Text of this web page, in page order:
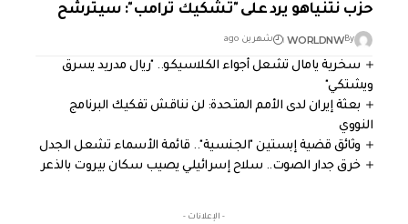
حزب نتنياهو يرد على "تشكيك ترامب": سيترشح
By
WORLDNW شهرين ago
سخرية يامال تشعل أجواء الكلاسيكو.. "ريال مدريد يسرق
ويشتكي"
بعثة إيران لدى الأمم المتحدة: لن نناقش تفكيك البرنامج
النووي
وثائق قضية إبستين "الجنسية".. قائمة الأسماء تشعل الجدل
خرق جدار الصوت.. سلاح إسرائيلي يصيب سكان بيروت بالذعر
- الإعلانات -